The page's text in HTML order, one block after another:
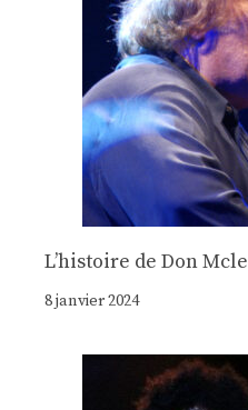
Lʼhistoire de Don
8 janvier 2024